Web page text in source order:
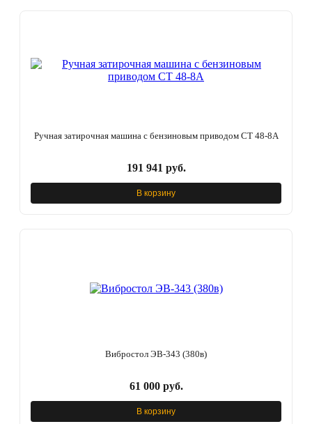
Ручная затирочная машина с бензиновым приводом CT 48-8A
191 941 руб.
В корзину
Вибростол ЭВ-343 (380в)
61 000 руб.
В корзину